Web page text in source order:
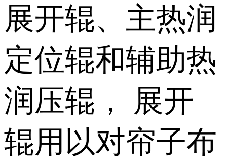
展开辊、主热润
定位辊和辅助热
润压辊， 展开
辊用以对帘子布